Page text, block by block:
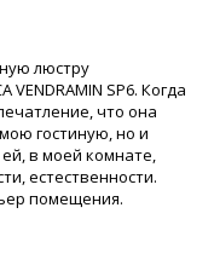
люстру
SP6. Когда
что она
гостиную, но и
в моей комнате,
естественности.
помещения.